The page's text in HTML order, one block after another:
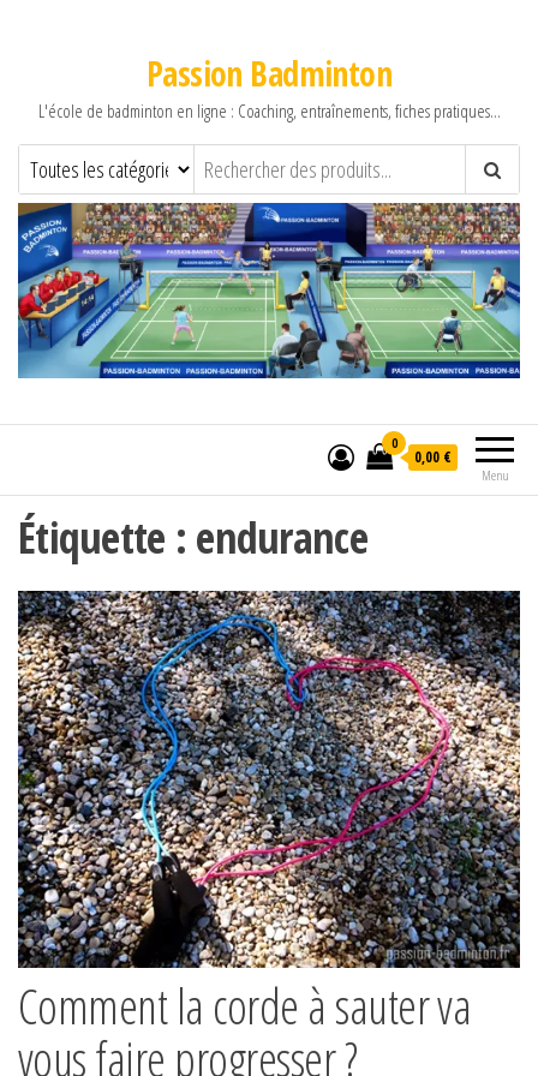
Passion Badminton
L'école de badminton en ligne : Coaching, entraînements, fiches pratiques…
Menu
0
0,00 €
Étiquette : endurance
Comment la corde à sauter va
vous faire progresser ?